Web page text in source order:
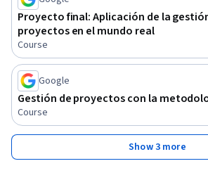
el equipo del proyecto y sus gerentes.
Proyecto final: Aplicación de la
proyectos en el mundo real
Course
Google
Gestión de proyectos con la
Course
Show 3 more